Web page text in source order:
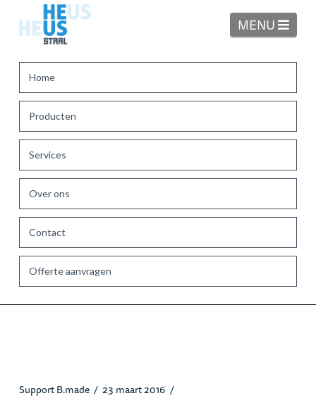
MENU
Home
Producten
Services
Over ons
Contact
Offerte aanvragen
Support B.made 23 maart 2016